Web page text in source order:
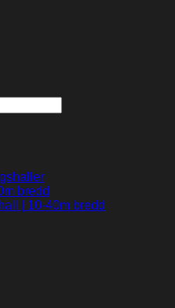
bredd
| 10-40m bredd